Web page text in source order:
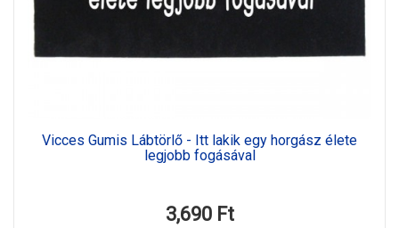
Vicces Gumis Lábtörlő - Itt lakik egy horgász élete
legjobb fogásával
3,690 Ft